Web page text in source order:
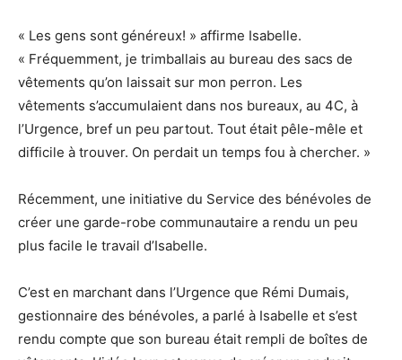
« Les gens sont généreux! » affirme Isabelle.
« Fréquemment, je trimballais au bureau des sacs de
vêtements qu’on laissait sur mon perron. Les
vêtements s’accumulaient dans nos bureaux, au 4C, à
l’Urgence, bref un peu partout. Tout était pêle-mêle et
difficile à trouver. On perdait un temps fou à chercher. »
Récemment, une initiative du Service des bénévoles de
créer une garde-robe communautaire a rendu un peu
plus facile le travail d’Isabelle.
C’est en marchant dans l’Urgence que Rémi Dumais,
gestionnaire des bénévoles, a parlé à Isabelle et s’est
rendu compte que son bureau était rempli de boîtes de